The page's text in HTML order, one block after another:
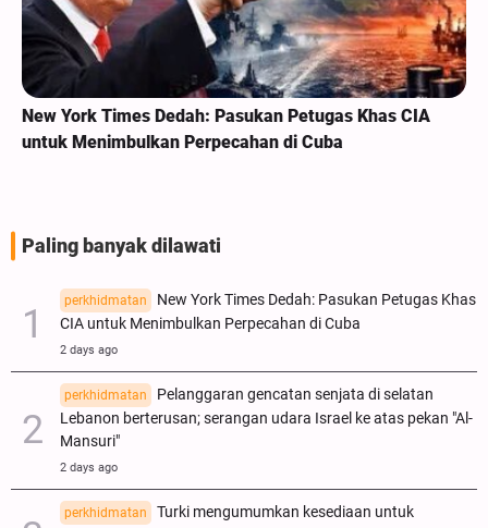
New York Times Dedah: Pasukan Petugas Khas CIA
untuk Menimbulkan Perpecahan di Cuba
Paling banyak dilawati
perkhidmatan
New York Times Dedah: Pasukan Petugas Khas
CIA untuk Menimbulkan Perpecahan di Cuba
2 days ago
perkhidmatan
Pelanggaran gencatan senjata di selatan
Lebanon berterusan; serangan udara Israel ke atas pekan "Al-
Mansuri"
2 days ago
perkhidmatan
Turki mengumumkan kesediaan untuk